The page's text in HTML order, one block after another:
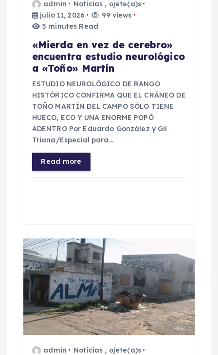
admin Noticias , ojete(a)s
julio 11, 2026
99 views
5 minutes Read
«Mierda en vez de cerebro»
encuentra estudio neurológico
a «Toño» Martín
ESTUDIO NEUROLÓGICO DE RANGO
HISTÓRICO CONFIRMA QUE EL CRÁNEO DE
TOÑO MARTÍN DEL CAMPO SÓLO TIENE
HUECO, ECO Y UNA ENORME POPÓ
ADENTRO Por Eduardo González y Gil
Triana/Especial para…
Read more
admin Noticias , ojete(a)s